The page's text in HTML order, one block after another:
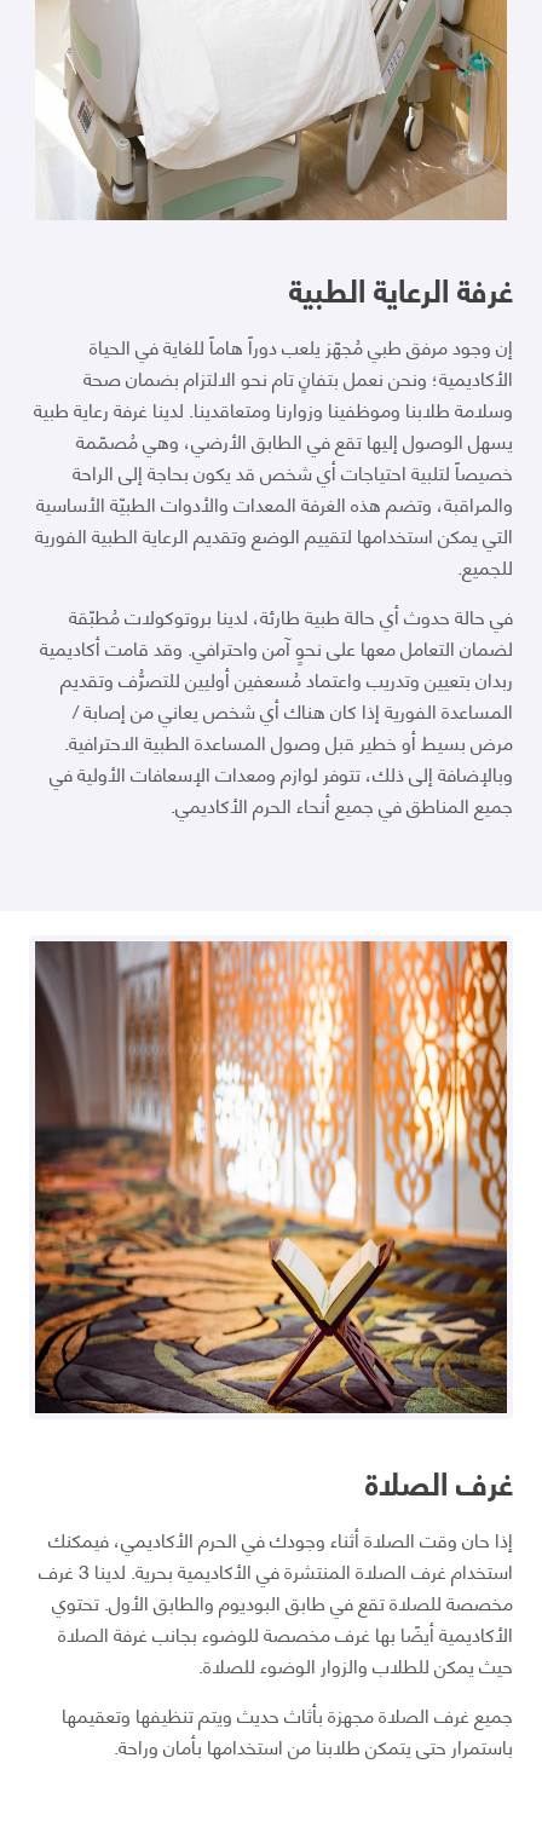
غرفة الرعاية الطبية
إن وجود مرفق طبي مُجهّز يلعب دوراً هاماً للغاية في الحياة
الأكاديمية؛ ونحن نعمل بتفانٍ تام نحو الالتزام بضمان صحة
وسلامة طلابنا وموظفينا وزوارنا ومتعاقدينا. لدينا غرفة رعاية طبية
يسهل الوصول إليها تقع في الطابق الأرضي، وهي مُصمّمة
خصيصاً لتلبية احتياجات أي شخص قد يكون بحاجة إلى الراحة
والمراقبة، وتضم هذه الغرفة المعدات والأدوات الطبيّة الأساسية
التي يمكن استخدامها لتقييم الوضع وتقديم الرعاية الطبية الفورية
للجميع.
في حالة حدوث أي حالة طبية طارئة، لدينا بروتوكولات مُطبّقة
لضمان التعامل معها على نحوٍ آمن واحترافي. وقد قامت أكاديمية
ربدان بتعيين وتدريب واعتماد مُسعفين أوليين للتصرُّف وتقديم
المساعدة الفورية إذا كان هناك أي شخص يعاني من إصابة /
مرض بسيط أو خطير قبل وصول المساعدة الطبية الاحترافية.
وبالإضافة إلى ذلك، تتوفر لوازم ومعدات الإسعافات الأولية في
جميع المناطق في جميع أنحاء الحرم الأكاديمي.
غرف الصلاة
إذا حان وقت الصلاة أثناء وجودك في الحرم الأكاديمي، فيمكنك
استخدام غرف الصلاة المنتشرة في الأكاديمية بحرية. لدينا 3 غرف
مخصصة للصلاة تقع في طابق البوديوم والطابق الأول. تحتوي
الأكاديمية أيضًا بها غرف مخصصة للوضوء بجانب غرفة الصلاة
حيث يمكن للطلاب والزوار الوضوء للصلاة.
جميع غرف الصلاة مجهزة بأثاث حديث ويتم تنظيفها وتعقيمها
باستمرار حتى يتمكن طلابنا من استخدامها بأمان وراحة.